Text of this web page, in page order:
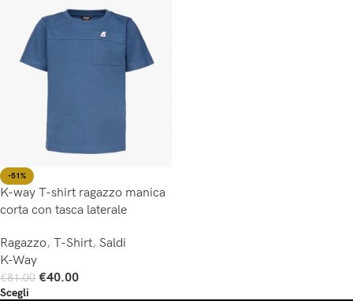
-51%
K-way T-shirt ragazzo manica
corta con tasca laterale
Ragazzo, T-Shirt, Saldi
K-Way
€81.00 €40.00
Scegli